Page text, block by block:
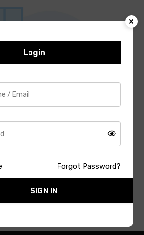
Login
Forgot Password?
SIGN IN